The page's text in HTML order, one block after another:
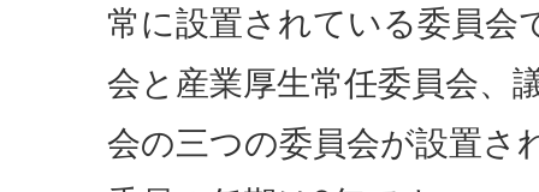
常に設置されている委員会
会と産業厚生常任委員会、
会の三つの委員会が設置さ